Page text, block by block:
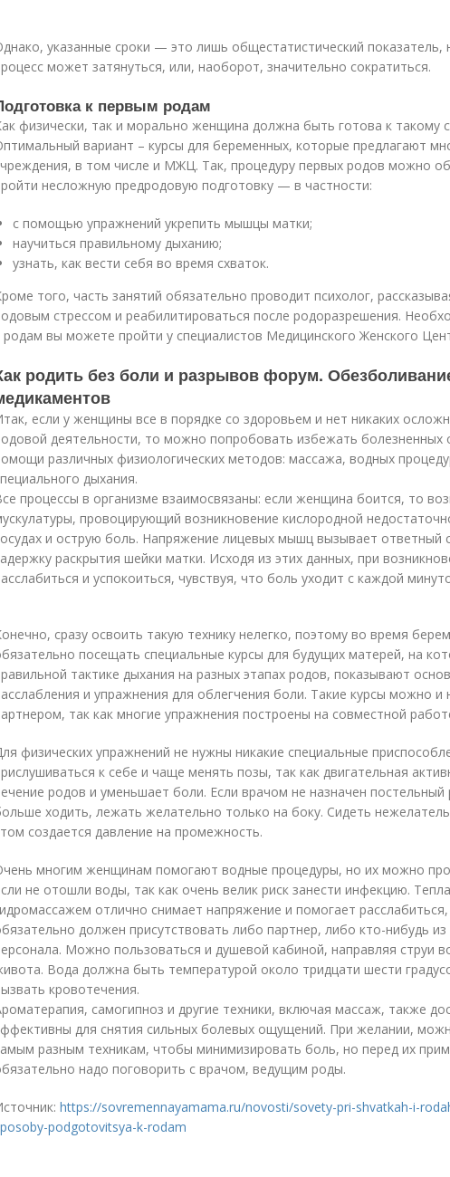
указанные сроки — это лишь общестатистический показатель,
может затянуться, или, наоборот, значительно сократиться.
к первым родам
физически, так и морально женщина должна быть готова к такому
вариант – курсы для беременных, которые предлагают
в том числе и МЖЦ. Так, процедуру первых родов можно
несложную предродовую подготовку — в частности:
с помощью упражнений укрепить мышцы матки;
научиться правильному дыханию;
узнать, как вести себя во время схваток.
того, часть занятий обязательно проводит психолог,
стрессом и реабилитироваться после родоразрешения.
родам вы можете пройти у специалистов Медицинского Женского
родить без боли и разрывов форум.
если у женщины все в порядке со здоровьем и нет никаких
деятельности, то можно попробовать избежать болезненных
различных физиологических методов: массажа, водных
дыхания.
процессы в организме взаимосвязаны: если женщина боится, то
провоцирующий возникновение кислородной
и острую боль. Напряжение лицевых мышц вызывает ответный
раскрытия шейки матки. Исходя из этих данных, при
и успокоиться, чувствуя, что боль уходит с каждой
сразу освоить такую технику нелегко, поэтому во время
посещать специальные курсы для будущих матерей, на
тактике дыхания на разных этапах родов, показывают
и упражнения для облегчения боли. Такие курсы можно
так как многие упражнения построены на совместной
физических упражнений не нужны никакие специальные
к себе и чаще менять позы, так как двигательная
родов и уменьшает боли. Если врачом не назначен
ходить, лежать желательно только на боку. Сидеть
создается давление на промежность.
многим женщинам помогают водные процедуры, но их можно
не отошли воды, так как очень велик риск занести инфекцию.
отлично снимает напряжение и помогает
должен присутствовать либо партнер, либо кто-нибудь из
Можно пользоваться и душевой кабиной, направляя струи
Вода должна быть температурой около тридцати шести
кровотечения.
самогипноз и другие техники, включая массаж, также
для снятия сильных болевых ощущений. При желании,
разным техникам, чтобы минимизировать боль, но перед их
надо поговорить с врачом, ведущим роды.
https://sovremennayamama.ru/novosti/sovety-pri-shvatkah-i-
podgotovitsya-k-rodam